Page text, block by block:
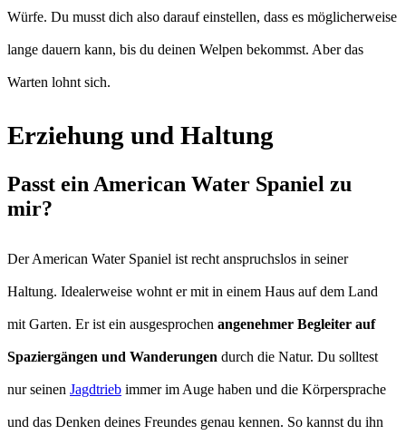
Würfe. Du musst dich also darauf einstellen, dass es möglicherweise
lange dauern kann, bis du deinen Welpen bekommst. Aber das
Warten lohnt sich.
Erziehung und Haltung
Passt ein American Water Spaniel zu
mir?
Der American Water Spaniel ist recht anspruchslos in seiner
Haltung. Idealerweise wohnt er mit in einem Haus auf dem Land
mit Garten. Er ist ein ausgesprochen angenehmer Begleiter auf
Spaziergängen und Wanderungen durch die Natur. Du solltest
nur seinen Jagdtrieb immer im Auge haben und die Körpersprache
und das Denken deines Freundes genau kennen. So kannst du ihn